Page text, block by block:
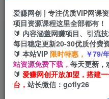
首页 创业课程 VIP免费 正文
免费领取QQ音乐会员
歌曲试听权益包【截止
爱赚网创
2年前发布
爱赚网创 | 专注优质VIP网课
项目资源课程这里全部都有！
🔰 内容涵盖网赚项目、引流
每日稳定更新20-30优质付费
🔰 本站VIP 限时特惠， ￥79/
站资源免费下载， 每天更新，
🔰 爱赚网创开放加盟，搭建
台， 站长微信：gofly26